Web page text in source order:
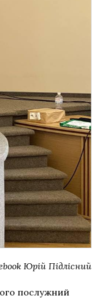
Юрій Підлісний
послужний